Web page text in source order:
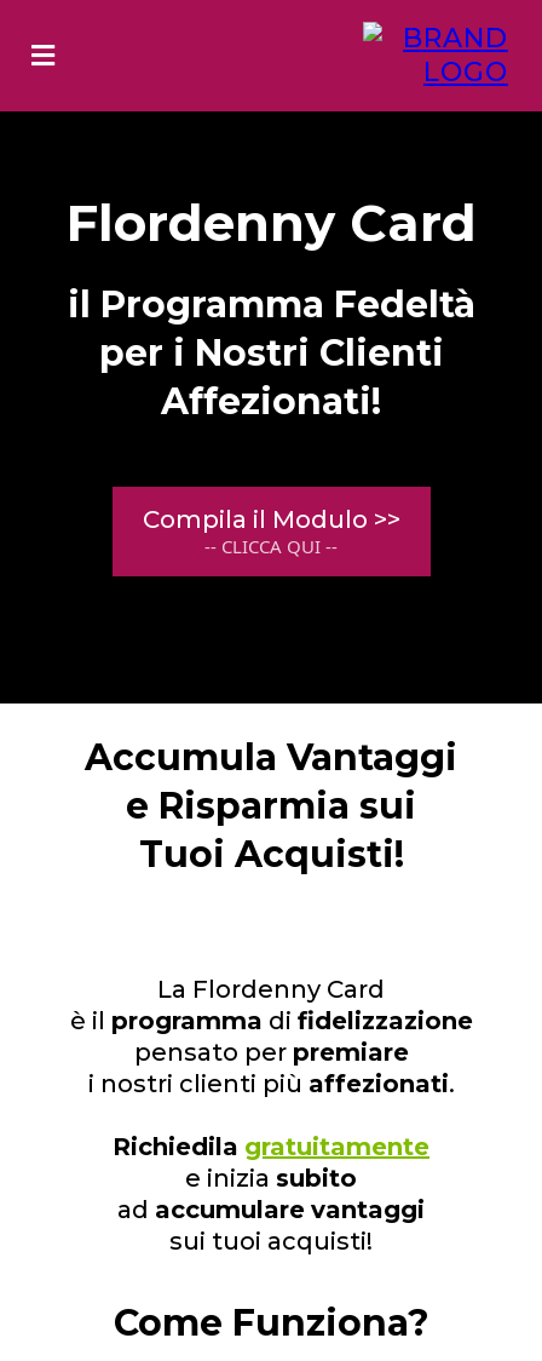
Flordenny Card
il Programma Fedeltà
per i Nostri Clienti
Affezionati!
Compila il Modulo >>
-- CLICCA QUI --
Accumula Vantaggi
e Risparmia sui
Tuoi Acquisti!
La Flordenny Card
è il programma di fidelizzazione
pensato per premiare
i nostri clienti più affezionati.
Richiedila gratuitamente
e inizia subito
ad accumulare vantaggi
sui tuoi acquisti!
Come Funziona?